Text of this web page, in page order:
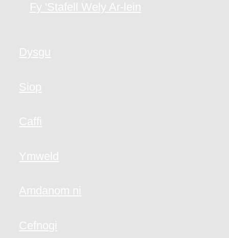
Fy 'Stafell Wely Ar-lein
Dysgu
Siop
Caffi
Ymweld
Amdanom ni
Cefnogi